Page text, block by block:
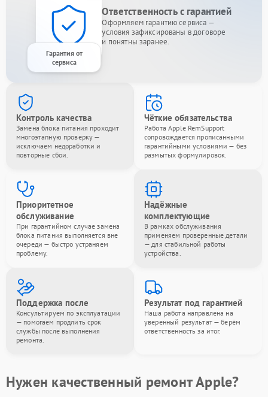
Гарантия от
сервиса
Ответственность с гарантией
Оформляем гарантию сервиса —
условия зафиксированы в договоре
и понятны заранее.
Контроль качества
Замена блока питания проходит
многоэтапную проверку —
исключаем недоработки и
повторные сбои.
Чёткие обязательства
Работа Apple RemSupport
сопровождается прописанными
гарантийными условиями — без
размытых формулировок.
Приоритетное
обслуживание
При гарантийном случае замена
блока питания выполняется вне
очереди — быстро устраняем
проблему.
Надёжные
комплектующие
В рамках обслуживания
применяем проверенные детали
— для стабильной работы
устройства.
Поддержка после
Консультируем по эксплуатации
— помогаем продлить срок
службы после выполнения
ремонта.
Результат под гарантией
Наша работа направлена на
уверенный результат — берём
ответственность за итог.
Нужен качественный ремонт Apple?